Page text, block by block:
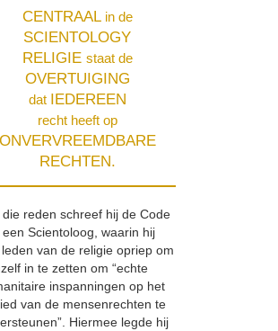
CENTRAAL in de
SCIENTOLOGY
RELIGIE staat de
OVERTUIGING
dat IEDEREEN
recht heeft op
ONVERVREEMDBARE
RECHTEN.
die reden schreef hij de Code
een Scientoloog, waarin hij
van de religie opriep om
in te zetten om “echte
inspanningen op het
van de mensenrechten te
Hiermee legde hij